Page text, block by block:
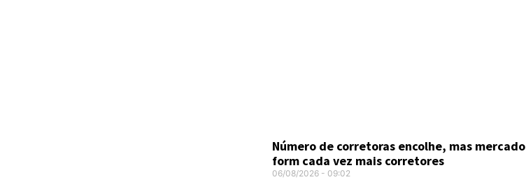
Número de corretoras encolhe, mas mercado
form cada vez mais corretores
06/08/2026 09:02